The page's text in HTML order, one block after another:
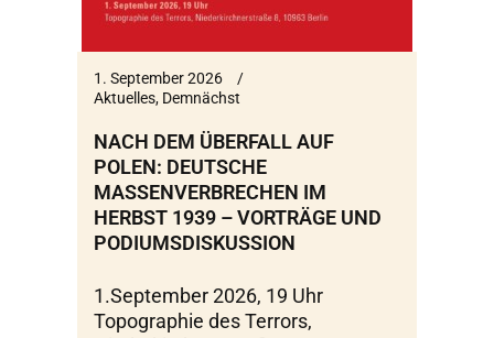
1. September 2026
Aktuelles, Demnächst
NACH DEM ÜBERFALL AUF
POLEN: DEUTSCHE
MASSENVERBRECHEN IM
HERBST 1939 – VORTRÄGE UND
PODIUMSDISKUSSION
1.September 2026, 19 Uhr
Topographie des Terrors,